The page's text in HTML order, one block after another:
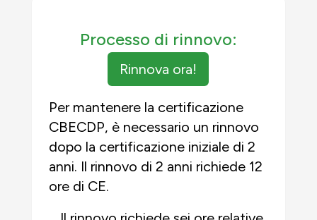
Processo di rinnovo:
Rinnova ora!
Per mantenere la certificazione
CBECDP, è necessario un rinnovo
dopo la certificazione iniziale di 2
anni. Il rinnovo di 2 anni richiede 12
ore di CE.